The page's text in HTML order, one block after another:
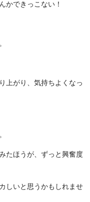
かできっこない！
上がり、気持ちよくなっ
たほうが、ずっと興奮度
しいと思うかもしれませ